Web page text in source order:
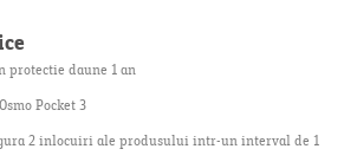
protectie daune 1 an
Pocket 3
2 inlocuiri ale produsului intr-un interval de 1